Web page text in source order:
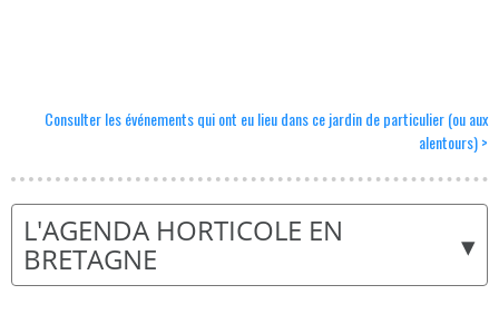
Consulter les événements qui ont eu lieu dans ce jardin de particulier (ou aux
alentours) >
▾
L'AGENDA HORTICOLE EN
BRETAGNE